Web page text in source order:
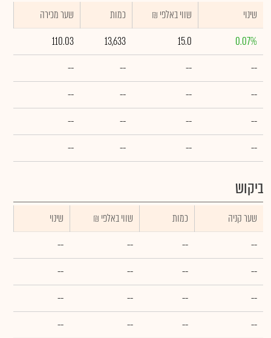
שינוי ₪ שווי באלפי כמות
שער מכירה
0.07%
15.0
13,633
110.03
--
--
--
--
--
--
--
--
--
--
--
--
--
--
--
--
ביקוש
שער קניה כמות ₪ שווי באלפי
שינוי
--
--
--
--
--
--
--
--
--
--
--
--
--
--
--
--